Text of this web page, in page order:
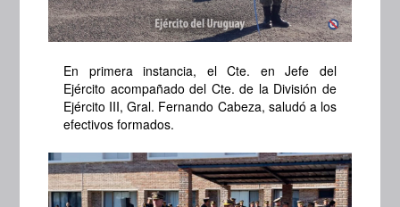
En primera instancia, el Cte. en Jefe del
Ejército acompañado del Cte. de la División de
Ejército III, Gral. Fernando Cabeza, saludó a los
efectivos formados.